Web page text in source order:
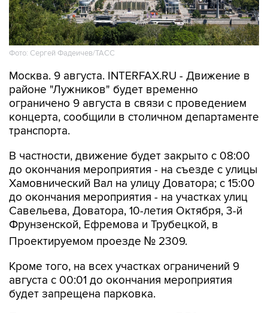
Фото: Сергей Фадеичев/ТАСС
Москва. 9 августа. INTERFAX.RU - Движение в
районе "Лужников" будет временно
ограничено 9 августа в связи с проведением
концерта, сообщили в столичном департаменте
транспорта.
В частности, движение будет закрыто с 08:00
до окончания мероприятия - на съезде с улицы
Хамовнический Вал на улицу Доватора; с 15:00
до окончания мероприятия - на участках улиц
Савельева, Доватора, 10-летия Октября, 3-й
Фрунзенской, Ефремова и Трубецкой, в
Проектируемом проезде № 2309.
Кроме того, на всех участках ограничений 9
августа с 00:01 до окончания мероприятия
будет запрещена парковка.